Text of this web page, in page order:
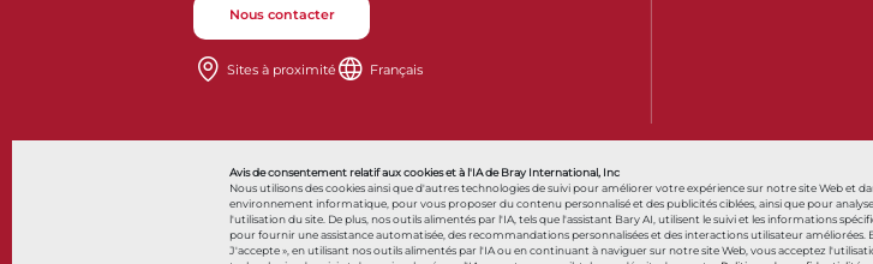
Avis de consentement relatif aux cookies et à l'IA de Bray International, Inc
Nous utilisons des cookies ainsi que d'autres technologies de suivi pour améliorer votre expérience sur notre site Web et
environnement informatique, pour vous proposer du contenu personnalisé et des publicités ciblées, ainsi que pour
l'utilisation du site. De plus, nos outils alimentés par l'IA, tels que l'assistant Bary AI, utilisent le suivi et les informations
pour fournir une assistance automatisée, des recommandations personnalisées et des interactions utilisateur améliorées.
J'accepte », en utilisant nos outils alimentés par l'IA ou en continuant à naviguer sur notre site Web, vous acceptez
Nous contacter
Sites à proximité Français
Also of Interest
© 2026 Bray International. Tous droits réservés Conditions